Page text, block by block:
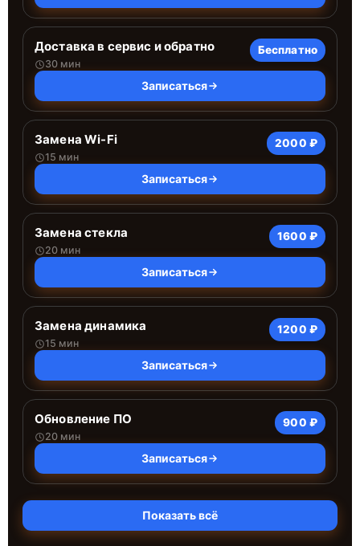
Доставка в сервис и обратно
30 мин
Бесплатно
Записаться
Замена Wi-Fi
15 мин
2000 ₽
Записаться
Замена стекла
20 мин
1600 ₽
Записаться
Замена динамика
15 мин
1200 ₽
Записаться
Обновление ПО
20 мин
900 ₽
Записаться
Показать всё